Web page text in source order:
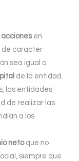
en
de carácter
sea igual o
de la entidad.
las entidades
de realizar las
a los
netoque no
siempre que